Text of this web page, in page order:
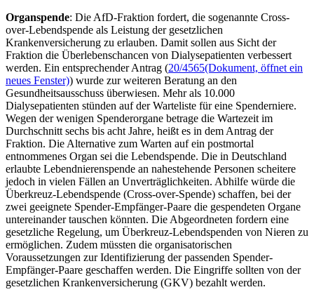
Organspende: Die AfD-Fraktion fordert, die sogenannte Cross-
over-Lebendspende als Leistung der gesetzlichen
Krankenversicherung zu erlauben. Damit sollen aus Sicht der
Fraktion die Überlebenschancen von Dialysepatienten verbessert
werden. Ein entsprechender Antrag (20/4565(Dokument, öffnet ein
neues Fenster)) wurde zur weiteren Beratung an den
Gesundheitsausschuss überwiesen. Mehr als 10.000
Dialysepatienten stünden auf der Warteliste für eine Spenderniere.
Wegen der wenigen Spenderorgane betrage die Wartezeit im
Durchschnitt sechs bis acht Jahre, heißt es in dem Antrag der
Fraktion. Die Alternative zum Warten auf ein postmortal
entnommenes Organ sei die Lebendspende. Die in Deutschland
erlaubte Lebendnierenspende an nahestehende Personen scheitere
jedoch in vielen Fällen an Unverträglichkeiten. Abhilfe würde die
Überkreuz-Lebendspende (Cross-over-Spende) schaffen, bei der
zwei geeignete Spender-Empfänger-Paare die gespendeten Organe
untereinander tauschen könnten. Die Abgeordneten fordern eine
gesetzliche Regelung, um Überkreuz-Lebendspenden von Nieren zu
ermöglichen. Zudem müssten die organisatorischen
Voraussetzungen zur Identifizierung der passenden Spender-
Empfänger-Paare geschaffen werden. Die Eingriffe sollten von der
gesetzlichen Krankenversicherung (GKV) bezahlt werden.